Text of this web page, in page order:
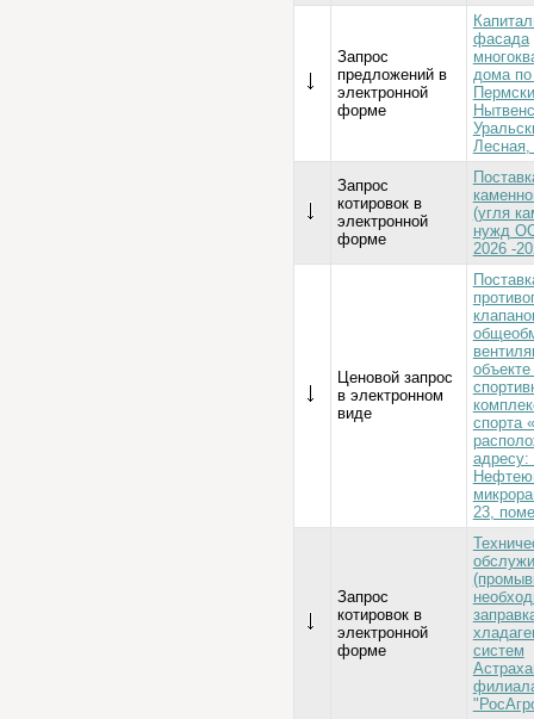
Запрос
предложений в
электронной
форме
фасада
дома
Запрос
котировок в
электронной
форме
(угля
нужд
2026 -
Ценовой запрос
в электронном
виде
объекте
спорта
адресу:
23,
Запрос
котировок в
электронной
форме
систем